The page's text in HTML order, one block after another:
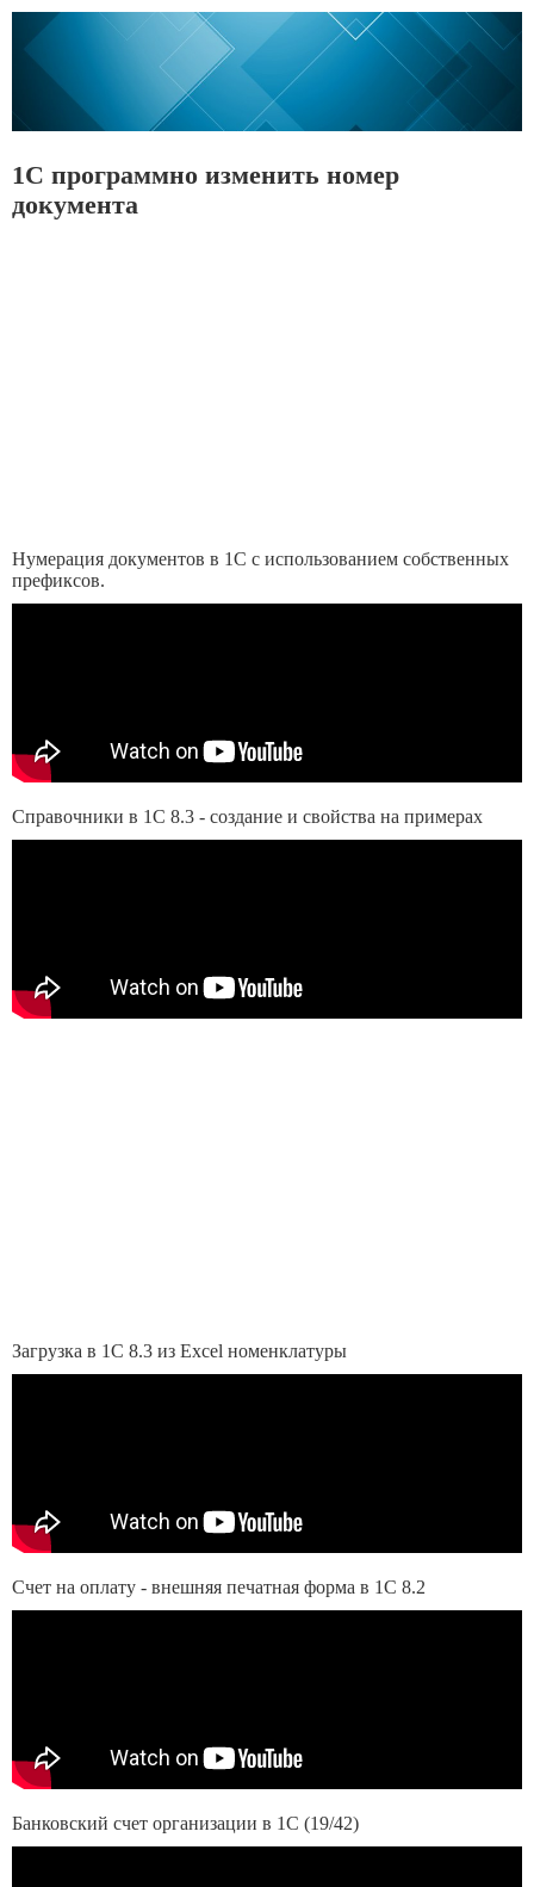
1С программно изменить номер
документа
Нумерация документов в 1С с использованием собственных
префиксов.
Справочники в 1С 8.3 - создание и свойства на примерах
Загрузка в 1С 8.3 из Excel номенклатуры
Счет на оплату - внешняя печатная форма в 1С 8.2
Банковский счет организации в 1С (19/42)